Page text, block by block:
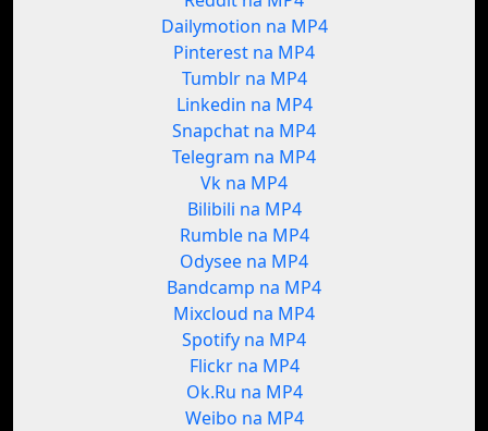
Dailymotion na MP4
Pinterest na MP4
Tumblr na MP4
Linkedin na MP4
Snapchat na MP4
Telegram na MP4
Vk na MP4
Bilibili na MP4
Rumble na MP4
Odysee na MP4
Bandcamp na MP4
Mixcloud na MP4
Spotify na MP4
Flickr na MP4
Ok.Ru na MP4
Weibo na MP4